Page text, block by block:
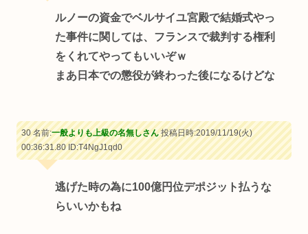
ルノーの資金でベルサイユ宮殿で結婚式やっ
た事件に関しては、フランスで裁判する権利
をくれてやってもいいぞｗ
まあ日本での懲役が終わった後になるけどな
30 名前:一般よりも上級の名無しさん投稿日時:2019/11/19(火)
00:36:31.80ID:T4NgJ1qd0
逃げた時の為に100億円位デポジット払うな
らいいかもね